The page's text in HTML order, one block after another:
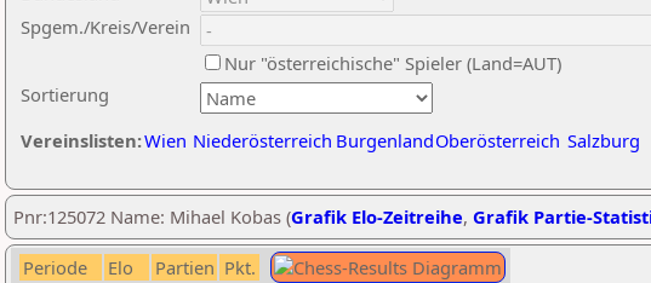
Sortierung
Spgem./Kreis/Verein
Nur "österreichische" Spieler (Land=AUT)
Vereinslisten:Wien Niederösterreich BurgenlandOberösterreich Salzburg
Pnr:125072 Name: Mihael Kobas (Grafik Elo-Zeitreihe, Grafik Partie-
Periode Elo Partien Pkt.